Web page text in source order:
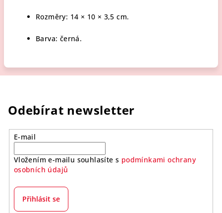
Rozměry: 14 × 10 × 3,5 cm.
Barva: černá.
Odebírat newsletter
E-mail
Vložením e-mailu souhlasíte s podmínkami ochrany
osobních údajů
Přihlásit se